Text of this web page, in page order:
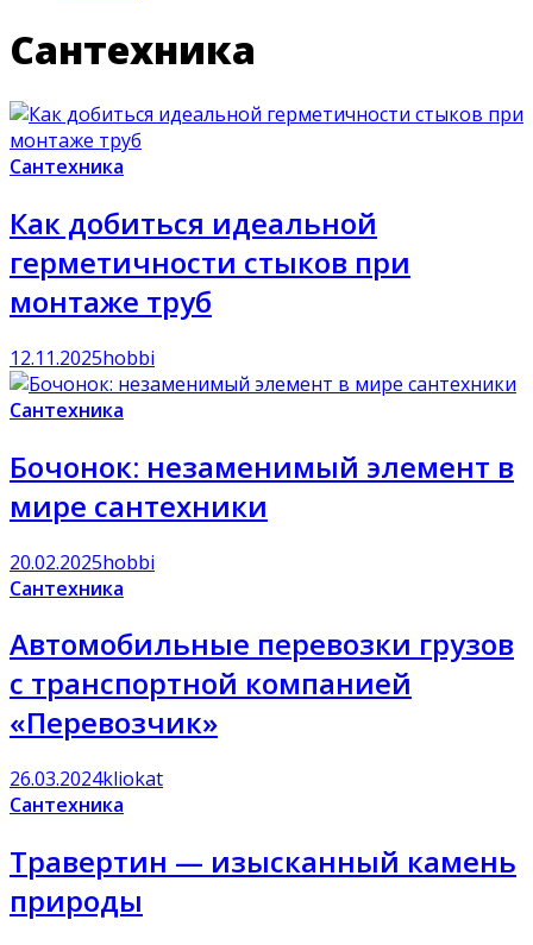
Сантехника
Сантехника
Как добиться идеальной
герметичности стыков при
монтаже труб
12.11.2025hobbi
Сантехника
Бочонок: незаменимый элемент в
мире сантехники
20.02.2025hobbi
Сантехника
Автомобильные перевозки грузов
с транспортной компанией
«Перевозчик»
26.03.2024kliokat
Сантехника
Травертин — изысканный камень
природы